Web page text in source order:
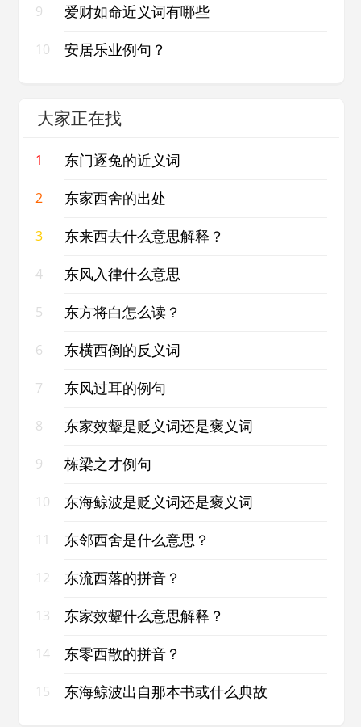
9 爱财如命近义词有哪些
10 安居乐业例句？
大家正在找
1 东门逐兔的近义词
2 东家西舍的出处
3 东来西去什么意思解释？
4 东风入律什么意思
5 东方将白怎么读？
6 东横西倒的反义词
7 东风过耳的例句
8 东家效颦是贬义词还是褒义词
9 栋梁之才例句
10 东海鲸波是贬义词还是褒义词
11 东邻西舍是什么意思？
12 东流西落的拼音？
13 东家效颦什么意思解释？
14 东零西散的拼音？
15 东海鲸波出自那本书或什么典故